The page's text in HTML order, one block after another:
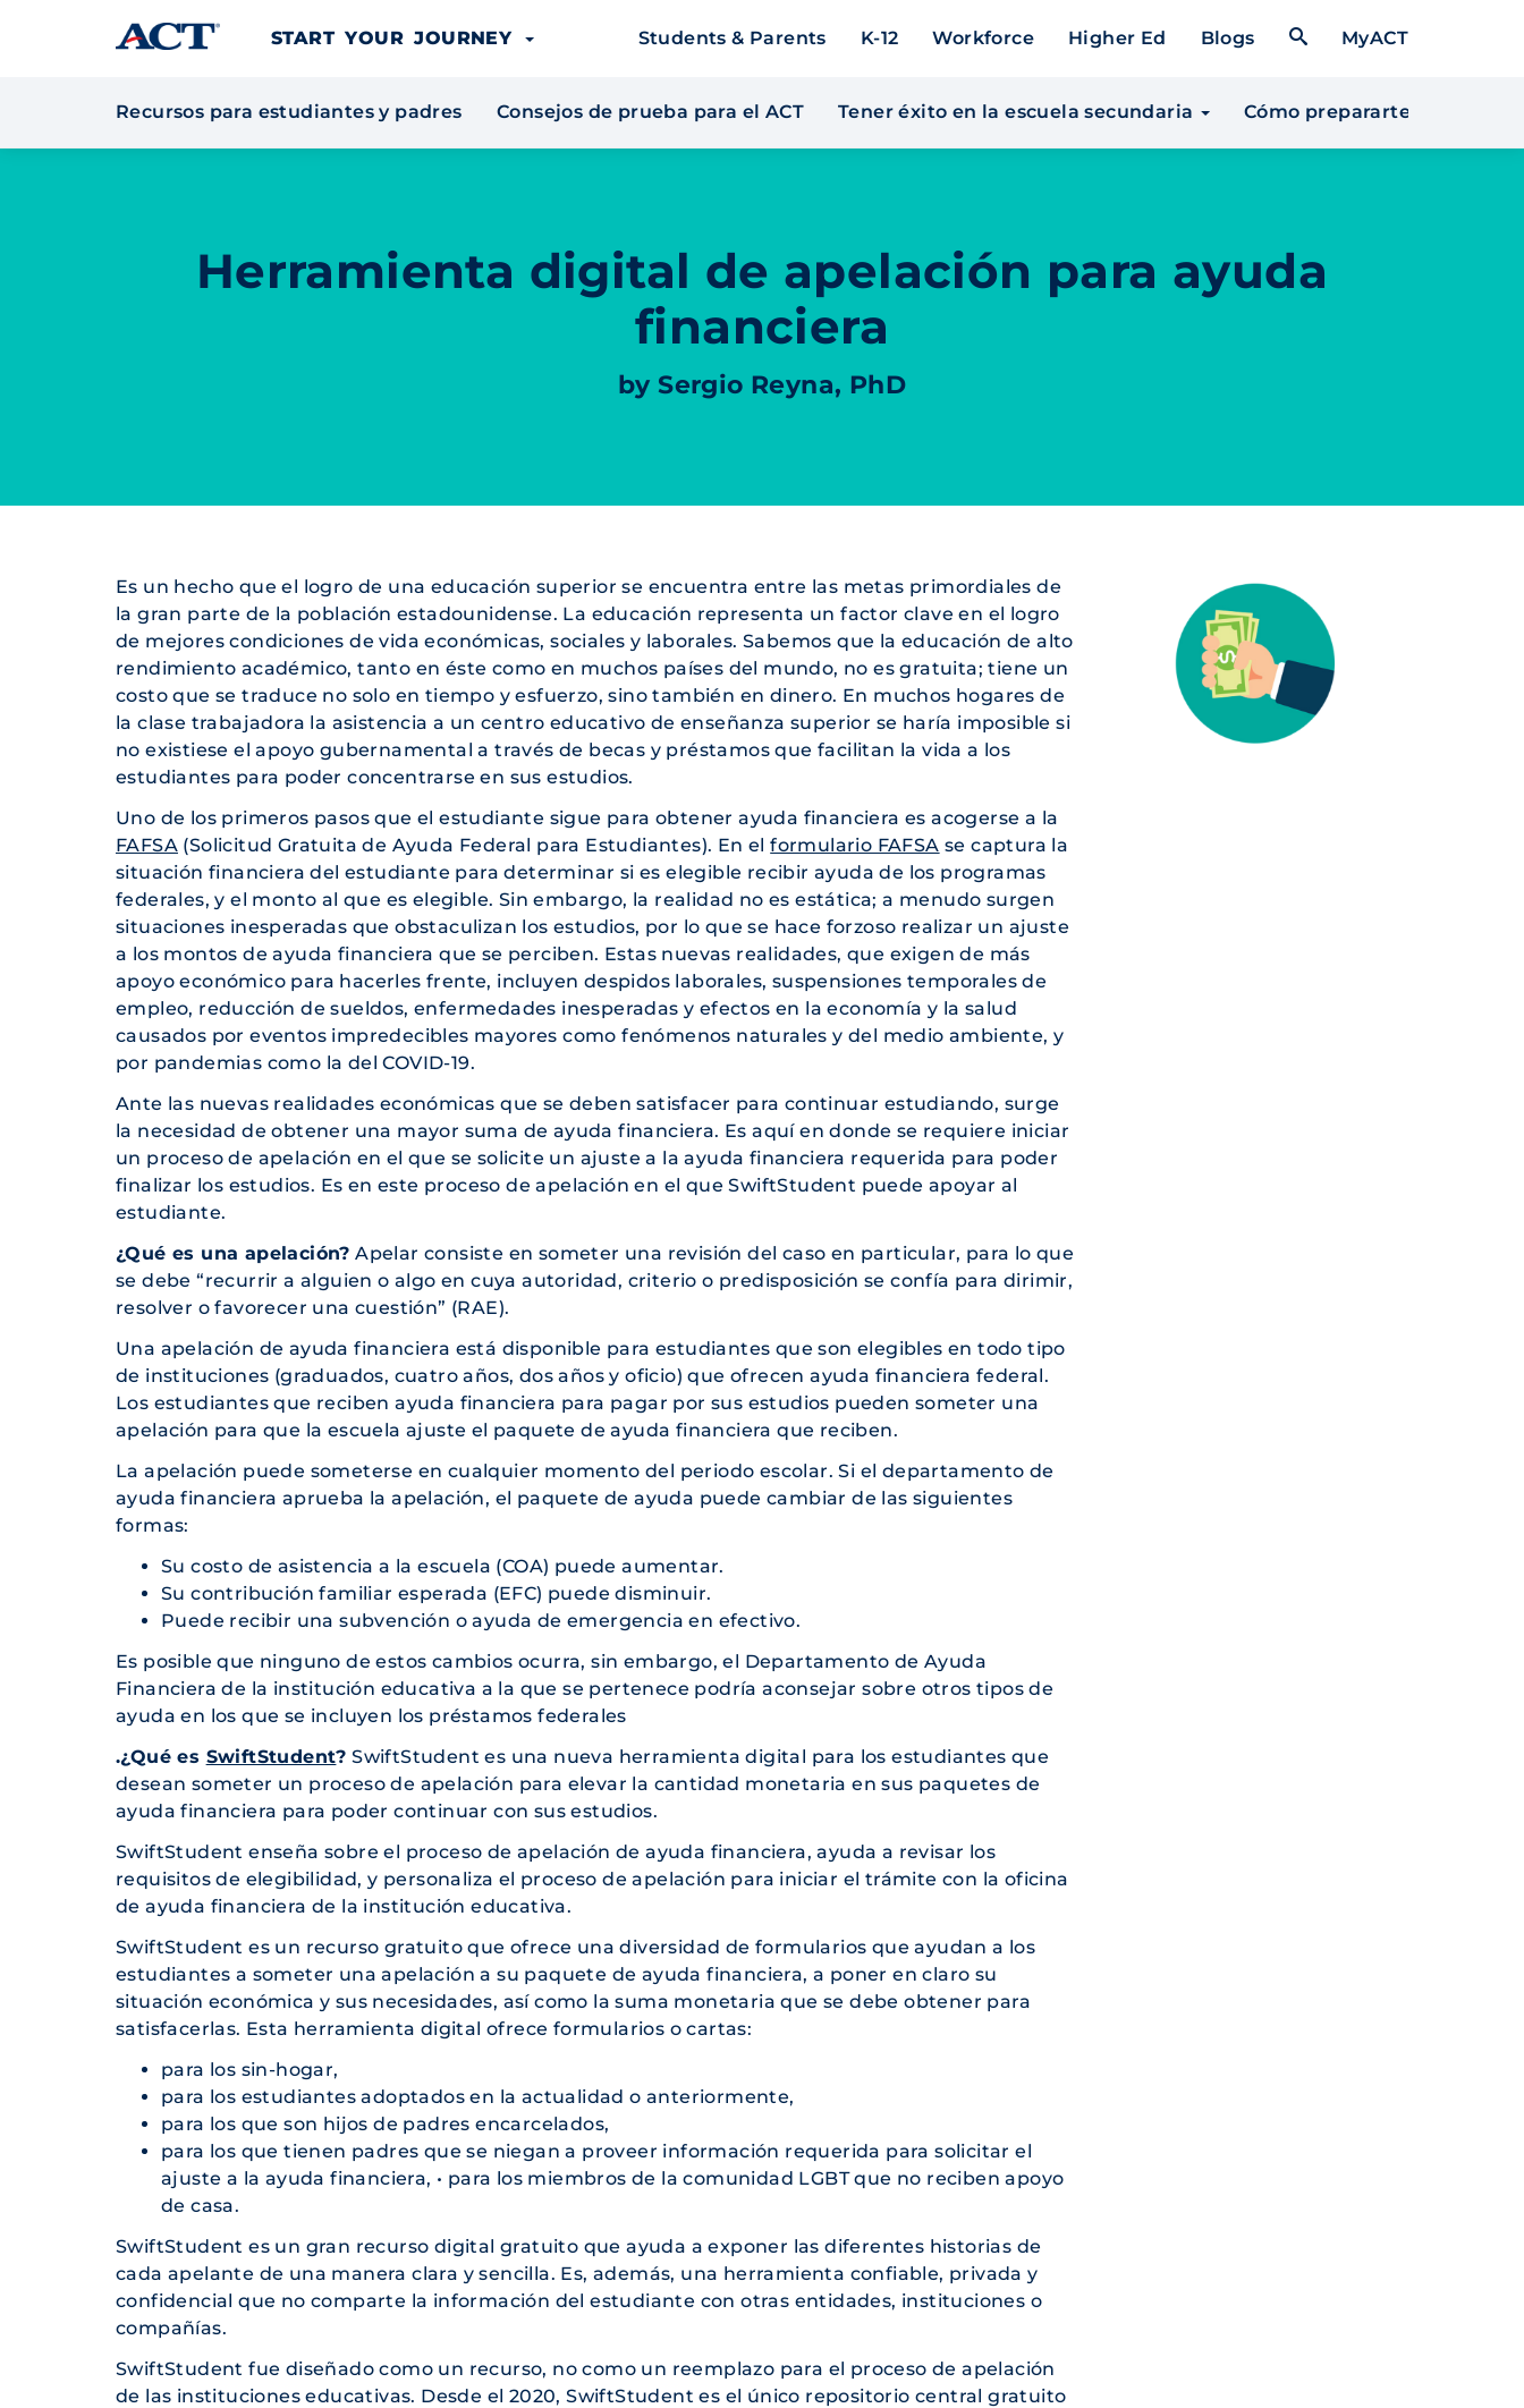
Skip to content
START YOUR JOURNEY
Students & Parents K-12 Workforce Higher Ed Blogs Open Search Form
MyACT
Recursos para estudiantes y padres Consejos de prueba para el ACT Tener éxito en la escuela secundaria Cómo prepararte para la
Herramienta digital de apelación para ayuda
financiera
by Sergio Reyna, PhD
Es un hecho que el logro de una educación superior se encuentra entre las metas primordiales de
la gran parte de la población estadounidense. La educación representa un factor clave en el logro
de mejores condiciones de vida económicas, sociales y laborales. Sabemos que la educación de alto
rendimiento académico, tanto en éste como en muchos países del mundo, no es gratuita; tiene un
costo que se traduce no solo en tiempo y esfuerzo, sino también en dinero. En muchos hogares de
la clase trabajadora la asistencia a un centro educativo de enseñanza superior se haría imposible si
no existiese el apoyo gubernamental a través de becas y préstamos que facilitan la vida a los
estudiantes para poder concentrarse en sus estudios.
Uno de los primeros pasos que el estudiante sigue para obtener ayuda financiera es acogerse a la
FAFSA (Solicitud Gratuita de Ayuda Federal para Estudiantes). En elformulario FAFSA se captura la
situación financiera del estudiante para determinar si es elegible recibir ayuda de los programas
federales, y el monto al que es elegible. Sin embargo, la realidad no es estática; a menudo surgen
situaciones inesperadas que obstaculizan los estudios, por lo que se hace forzoso realizar un ajuste
a los montos de ayuda financiera que se perciben. Estas nuevas realidades, que exigen de más
apoyo económico para hacerles frente, incluyen despidos laborales, suspensiones temporales de
empleo, reducción de sueldos, enfermedades inesperadas y efectos en la economía y la salud
causados por eventos impredecibles mayores como fenómenos naturales y del medio ambiente, y
por pandemias como la del COVID-19.
Ante las nuevas realidades económicas que se deben satisfacer para continuar estudiando, surge
la necesidad de obtener una mayor suma de ayuda financiera. Es aquí en donde se requiere iniciar
un proceso de apelación en el que se solicite un ajuste a la ayuda financiera requerida para poder
finalizar los estudios. Es en este proceso de apelación en el queSwiftStudent puede apoyar al
estudiante.
¿Qué es una apelación? Apelar consiste en someter una revisión del caso en particular, para lo que
se debe “recurrir a alguien o algo en cuya autoridad, criterio o predisposición se confía para dirimir,
resolver o favorecer una cuestión” (RAE).
Una apelación de ayuda financiera está disponible para estudiantes que son elegibles en todo tipo
de instituciones (graduados, cuatro años, dos años y oficio) que ofrecen ayuda financiera federal.
Los estudiantes que reciben ayuda financiera para pagar por sus estudios pueden someter una
apelación para que la escuela ajuste el paquete de ayuda financiera que reciben.
La apelación puede someterse en cualquier momento del periodo escolar. Si el departamento de
ayuda financiera aprueba la apelación, el paquete de ayuda puede cambiar de las siguientes
formas:
Su costo de asistencia a la escuela (COA) puede aumentar.
Su contribución familiar esperada (EFC) puede disminuir.
Puede recibir una subvención o ayuda de emergencia en efectivo.
Es posible que ninguno de estos cambios ocurra, sin embargo, el Departamento de Ayuda
Financiera de la institución educativa a la que se pertenece podría aconsejar sobre otros tipos de
ayuda en los que se incluyen los préstamos federales
.¿Qué es SwiftStudent? SwiftStudentes una nueva herramienta digital para los estudiantes que
desean someter un proceso de apelación para elevar la cantidad monetaria en sus paquetes de
ayuda financiera para poder continuar con sus estudios.
SwiftStudent enseña sobre el proceso de apelación de ayuda financiera, ayuda a revisar los
requisitos de elegibilidad, y personaliza el proceso de apelación para iniciar el trámite con la oficina
de ayuda financiera de la institución educativa.
SwiftStudent es un recurso gratuito que ofrece una diversidad de formularios que ayudan a los
estudiantes a someter una apelación a su paquete de ayuda financiera, a poner en claro su
situación económica y sus necesidades, así como la suma monetaria que se debe obtener para
satisfacerlas. Esta herramienta digital ofrece formularios o cartas:
para los sin-hogar,
para los estudiantes adoptados en la actualidad o anteriormente,
para los que son hijos de padres encarcelados,
para los que tienen padres que se niegan a proveer información requerida para solicitar el
ajuste a la ayuda financiera, • para los miembros de la comunidad LGBT que no reciben apoyo
de casa.
SwiftStudent es un gran recurso digital gratuito que ayuda a exponer las diferentes historias de
cada apelante de una manera clara y sencilla. Es, además, una herramienta confiable, privada y
confidencial que no comparte la información del estudiante con otras entidades, instituciones o
compañías.
SwiftStudentfue diseñado como un recurso, no como un reemplazo para el proceso de apelación
de las instituciones educativas. Desde el 2020,SwiftStudent es el único repositorio central gratuito